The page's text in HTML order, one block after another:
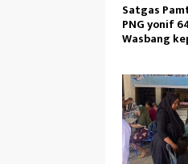
Satgas
PNG yonif
Wasbang